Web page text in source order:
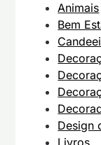
Animais
Bem
Design
Livros